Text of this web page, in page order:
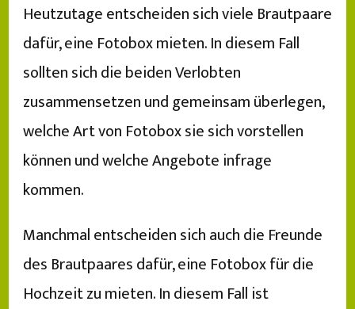
Heutzutage entscheiden sich viele Brautpaare
dafür, eine Fotobox mieten. In diesem Fall
sollten sich die beiden Verlobten
zusammensetzen und gemeinsam überlegen,
welche Art von Fotobox sie sich vorstellen
können und welche Angebote infrage
kommen.
Manchmal entscheiden sich auch die Freunde
des Brautpaares dafür, eine Fotobox für die
Hochzeit zu mieten. In diesem Fall ist